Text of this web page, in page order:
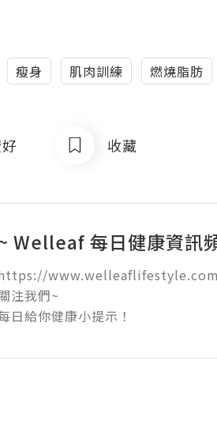
瘦身 肌肉訓練 燃燒脂肪
收藏
Welleaf 每日健康資訊
注我們~
日給你健康小提示！